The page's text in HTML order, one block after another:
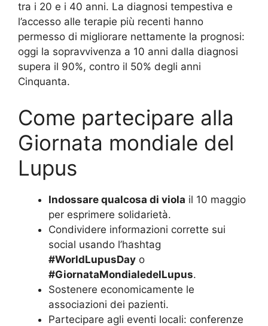
tra i 20 e i 40 anni. La diagnosi tempestiva e
l’accesso alle terapie più recenti hanno
permesso di migliorare nettamente la prognosi:
oggi la sopravvivenza a 10 anni dalla diagnosi
supera il 90%, contro il 50% degli anni
Cinquanta.
Come partecipare alla
Giornata mondiale del
Lupus
Indossare qualcosa di viola il 10 maggio
per esprimere solidarietà.
Condividere informazioni corrette sui
social usando l’hashtag
#WorldLupusDay o
#GiornataMondialedelLupus.
Sostenere economicamente le
associazioni dei pazienti.
Partecipare agli eventi locali: conferenze